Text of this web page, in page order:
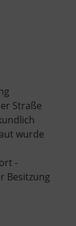
Straße
wurde
-
Besitzung